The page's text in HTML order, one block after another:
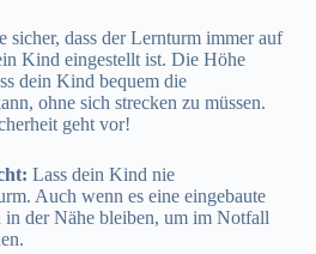
sicher, dass der Lernturm immer auf
Kind eingestellt ist. Die Höhe
dein Kind bequem die
ohne sich strecken zu müssen.
geht vor!
Lass dein Kind nie
Auch wenn es eine eingebaute
in der Nähe bleiben, um im Notfall